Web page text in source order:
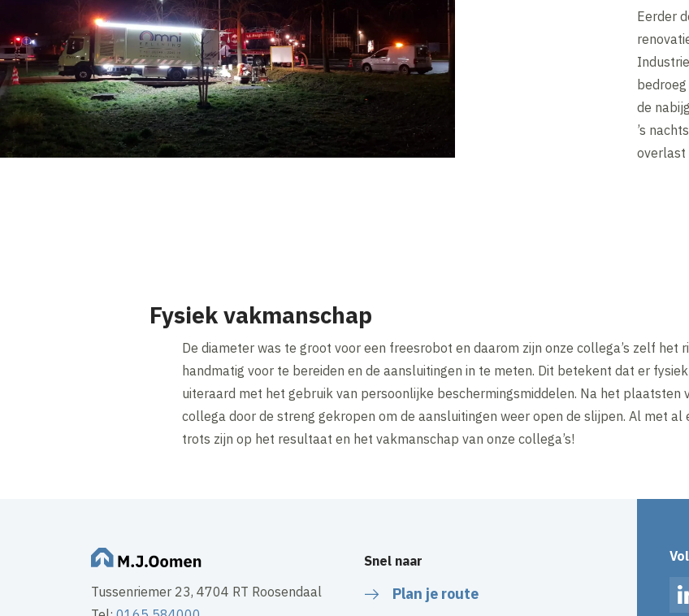
Eerder
de
’s
overlast
Fysiek vakmanschap
De diameter was te groot voor een freesrobot en daarom zijn onze collega’s zelf het
handmatig voor te bereiden en de aansluitingen in te meten. Dit betekent dat er
uiteraard met het gebruik van persoonlijke beschermingsmiddelen. Na het plaatsten
collega door de streng gekropen om de aansluitingen weer open de slijpen. Al met al
trots zijn op het resultaat en het vakmanschap van onze collega’s!
Tussenriemer 23, 4704 RT Roosendaal
Snel naar
Plan je route